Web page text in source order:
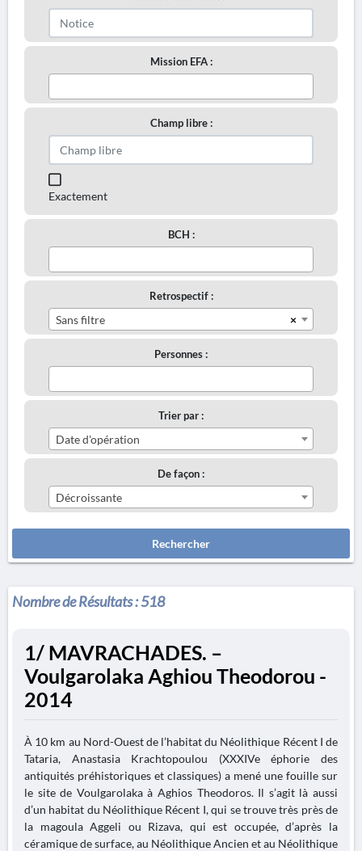
Mission EFA :
Champ libre :
Exactement
BCH :
Retrospectif :
×
Sans filtre
Personnes :
Trier par :
Date d'opération
De façon :
Décroissante
Rechercher
Nombre de Résultats :518
1/ MAVRACHADES. –
Voulgarolaka Aghiou Theodorou -
2014
À 10 km au Nord-Ouest de l’habitat du Néolithique Récent I de
Tataria, Anastasia Krachtopoulou (XXXIVe éphorie des
antiquités préhistoriques et classiques) a mené une fouille sur
le site de Voulgarolaka à Aghios Theodoros. Il s’agit là aussi
d’un habitat du Néolithique Récent I, qui se trouve très près de
la magoula Aggeli ou Rizava, qui est occupée, d’après la
céramique de surface, au Néolithique Ancien et au Néolithique